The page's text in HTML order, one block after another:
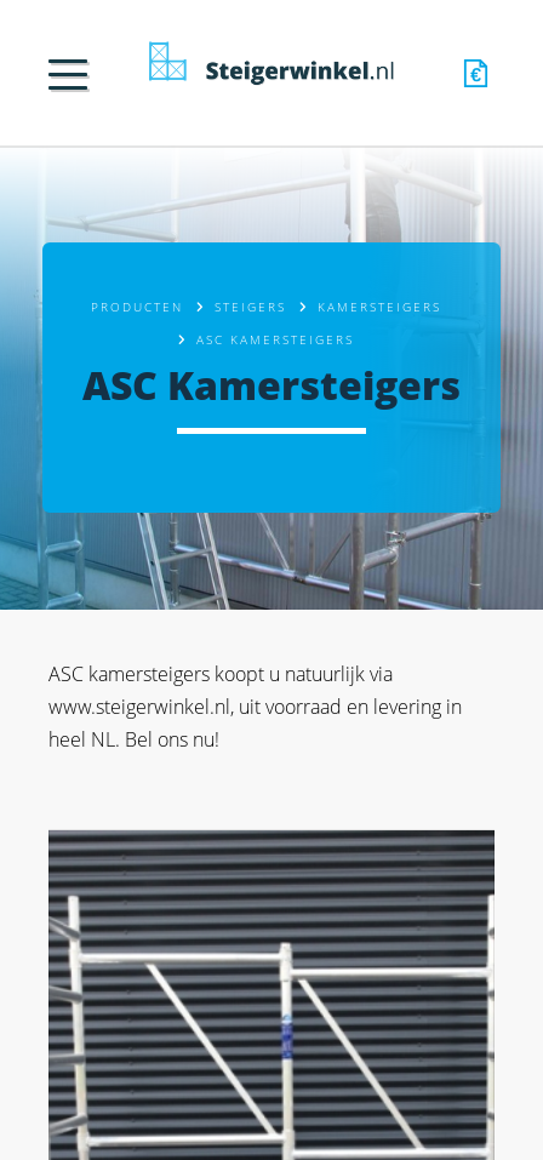
PRODUCTEN STEIGERS KAMERSTEIGERS
ASC KAMERSTEIGERS
ASC Kamersteigers
ASC kamersteigers koopt u natuurlijk via
www.steigerwinkel.nl, uit voorraad en levering in
heel NL. Bel ons nu!